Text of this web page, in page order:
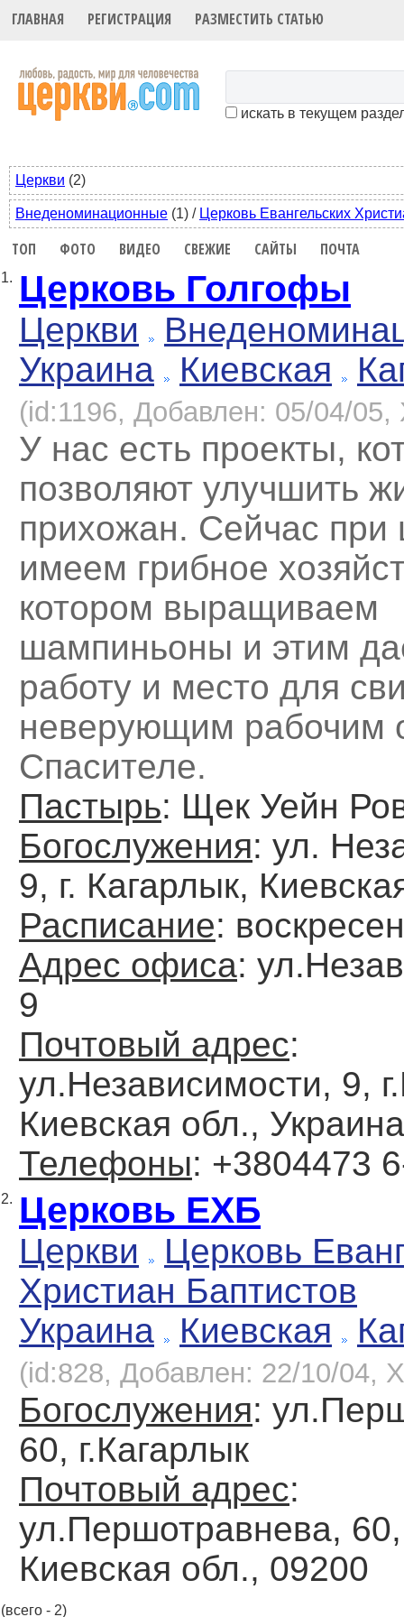
ГЛАВНАЯ РЕГИСТРАЦИЯ РАЗМЕСТИТЬ СТАТЬЮ
искать в текущем
Церкви (2)
Внеденоминационные (1) / Церковь Евангельских
ТОП ФОТО ВИДЕО СВЕЖИЕ САЙТЫ ПОЧТА
1. Церковь Голгофы
Церкви
Украина
Киевская
(id:1196, Добавлен: 05/04/05,
У нас есть проекты,
позволяют улучшить
прихожан. Сейчас при
имеем грибное
котором выращиваем
шампиньоны и этим
работу и место для
неверующим рабочим
Спасителе.
Пастырь: Щек Уейн
Богослужения: ул.
9, г. Кагарлык,
Расписание:
Адрес офиса:
9
Почтовый адрес:
ул.Независимости, 9,
Киевская обл.,
Телефоны: +3804473
2. Церковь ЕХБ
Церкви
Церковь
Христиан Баптистов
Украина
Киевская
(id:828, Добавлен: 22/10/04,
Богослужения:
60, г.Кагарлык
Почтовый адрес:
ул.Першотравнева, 60,
Киевская обл., 09200
(всего - 2)